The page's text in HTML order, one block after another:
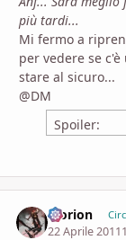
più tardi...
Mi fermo a
per vedere se
stare al sicuro...
@DM
Spoiler:
Morion
22 Aprile 2011